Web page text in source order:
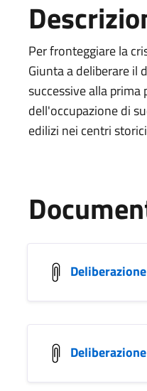
Per fronteggiare la
Giunta a deliberare il
successive alla
dell'occupazione di
edilizi nei centri